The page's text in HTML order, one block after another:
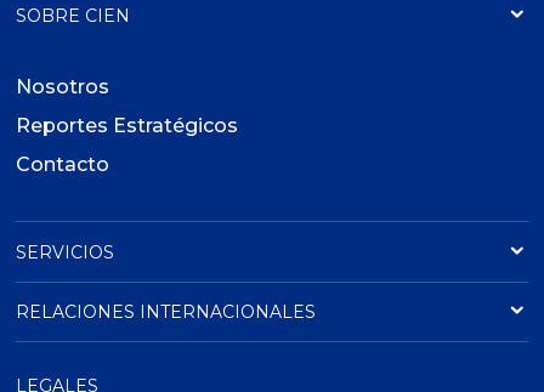
SOBRE CIEN
Nosotros
Reportes Estratégicos
Contacto
SERVICIOS
RELACIONES INTERNACIONALES
LEGALES